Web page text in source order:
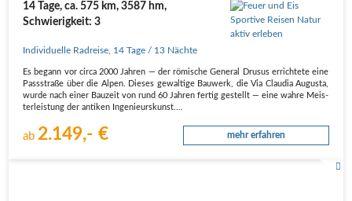
14 Tage, ca. 575 km, 3587 hm,
Schwierigkeit: 3
Individuelle Radreise 14 Tage / 13 Nächte
Es begann vor cir­ca 2000 Jah­ren — der römi­sche Gene­ral Dru­sus errich­te­te eine
Pass­stra­ße über die Alpen. Die­ses gewal­ti­ge Bau­werk, die Via Clau­dia Augus­ta,
wur­de nach einer Bau­zeit von rund 60 Jah­ren fer­tig gestellt — eine wah­re Meis­
ter­leis­tung der anti­ken Inge­nieurs­kunst.…
ab2.149,- € mehr erfahren